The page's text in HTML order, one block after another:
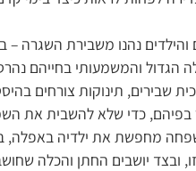
נהנו משבירת השגרה –
הגדול והמשמעותי בחייהם
תינוקות צורחים
בפיהם, כדי שלא להשבית את
מחפשת את ילדיה באפלה,
ובצד יושבים החתן והכלה